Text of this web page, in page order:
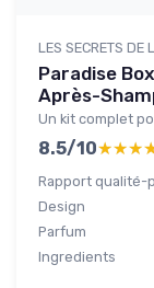
LES SECRETS DE
Paradise
Après-
Un kit complet
8.5/10
Rapport qualité-
Design
Parfum
Ingredients